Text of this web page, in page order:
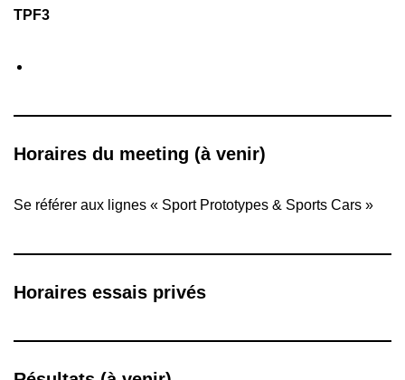
TPF3
Horaires du meeting (à venir)
Se référer aux lignes « Sport Prototypes & Sports Cars »
Horaires essais privés